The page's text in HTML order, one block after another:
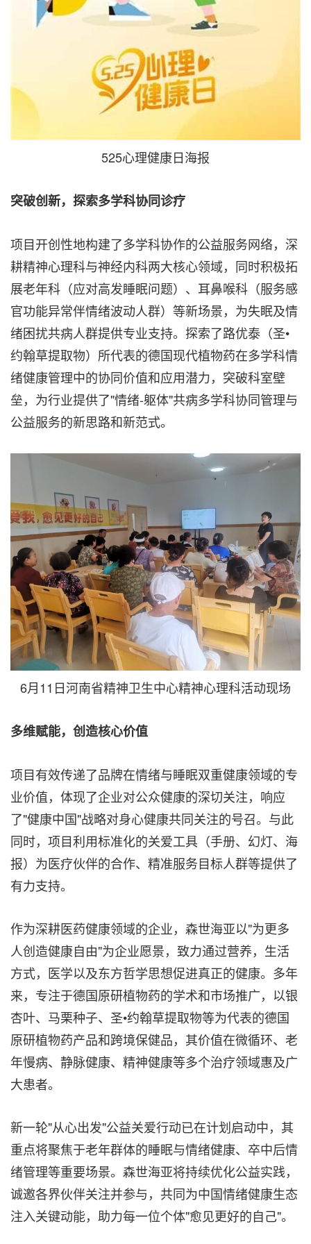
525心理健康日海报
突破创新，探索多学科协同诊疗
项目开创性地构建了多学科协作的公益服务网络，深
耕精神心理科与神经内科两大核心领域，同时积极拓
展老年科（应对高发睡眠问题）、耳鼻喉科（服务感
官功能异常伴情绪波动人群）等新场景，为失眠及情
绪困扰共病人群提供专业支持。探索了路优泰（圣•
约翰草提取物）所代表的德国现代植物药在多学科情
绪健康管理中的协同价值和应用潜力，突破科室壁
垒，为行业提供了"情绪-躯体"共病多学科协同管理与
公益服务的新思路和新范式。
6月11日河南省精神卫生中心精神心理科活动现场
多维赋能，创造核心价值
项目有效传递了品牌在情绪与睡眠双重健康领域的专
业价值，体现了企业对公众健康的深切关注，响应
了"健康中国"战略对身心健康共同关注的号召。与此
同时，项目利用标准化的关爱工具（手册、幻灯、海
报）为医疗伙伴的合作、精准服务目标人群等提供了
有力支持。
作为深耕医药健康领域的企业，森世海亚以"为更多
人创造健康自由"为企业愿景，致力通过营养，生活
方式，医学以及东方哲学思想促进真正的健康。多年
来，专注于德国原研植物药的学术和市场推广，以银
杏叶、马栗种子、圣•约翰草提取物等为代表的德国
原研植物药产品和跨境保健品，其价值在微循环、老
年慢病、静脉健康、精神健康等多个治疗领域惠及广
大患者。
新一轮"从心出发"公益关爱行动已在计划启动中，其
重点将聚焦于老年群体的睡眠与情绪健康、卒中后情
绪管理等重要场景。森世海亚将持续优化公益实践，
诚邀各界伙伴关注并参与，共同为中国情绪健康生态
注入关键动能，助力每一位个体"愈见更好的自己"。